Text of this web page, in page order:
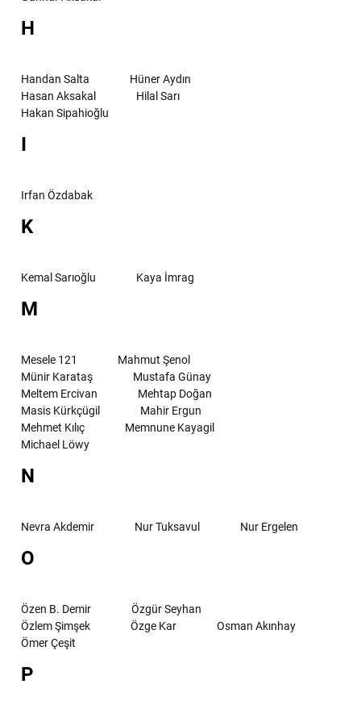
H
Handan Salta
Hüner Aydın
Hasan Aksakal
Hilal Sarı
Hakan Sipahioğlu
I
Irfan Özdabak
K
Kemal Sarıoğlu Kaya İmrag
M
Mesele 121
Mahmut Şenol
Münir Karataş
Mustafa Günay
Meltem Ercivan
Mehtap Doğan
Masis Kürkçügil
Mahir Ergun
Mehmet Kılıç
Memnune Kayagil
Michael Löwy
N
Nevra Akdemir Nur Tuksavul Nur Ergelen
O
Özen B. Demir
Özgür Seyhan
Özlem Şimşek
Özge Kar
Osman Akınhay
Ömer Çeşit
P